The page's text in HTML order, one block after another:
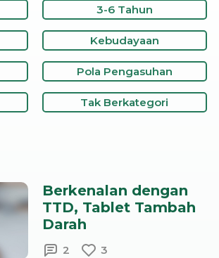
3-6 Tahun
Kebudayaan
Pola Pengasuhan
Tak Berkategori
Berkenalan dengan
TTD, Tablet Tambah
Darah
2 3